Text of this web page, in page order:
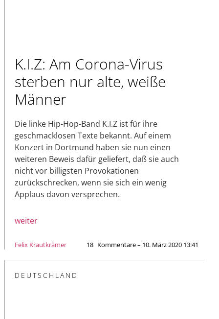
K.I.Z: Am Corona-Virus
sterben nur alte, weiße
Männer
Die linke Hip-Hop-Band K.I.Z ist für ihre
geschmacklosen Texte bekannt. Auf einem
Konzert in Dortmund haben sie nun einen
weiteren Beweis dafür geliefert, daß sie auch
nicht vor billigsten Provokationen
zurückschrecken, wenn sie sich ein wenig
Applaus davon versprechen.
weiter
Felix Krautkrämer 18 Kommentare – 10. März 2020 13:41
DEUTSCHLAND